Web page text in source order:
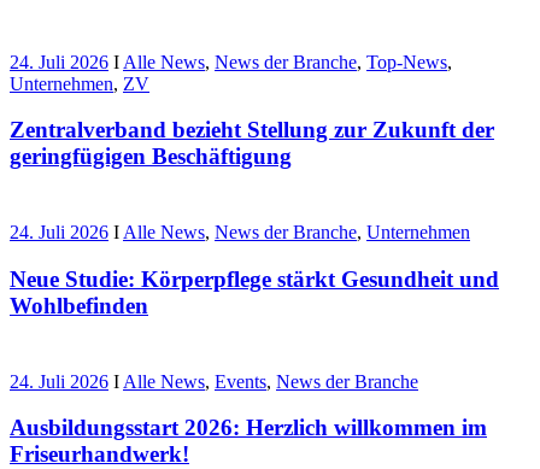
24. Juli 2026 I Alle News, News der Branche, Top-News,
Unternehmen, ZV
Zentralverband bezieht Stellung zur Zukunft der
geringfügigen Beschäftigung
24. Juli 2026 I Alle News, News der Branche, Unternehmen
Neue Studie: Körperpflege stärkt Gesundheit und
Wohlbefinden
24. Juli 2026 I Alle News, Events, News der Branche
Ausbildungsstart 2026: Herzlich willkommen im
Friseurhandwerk!